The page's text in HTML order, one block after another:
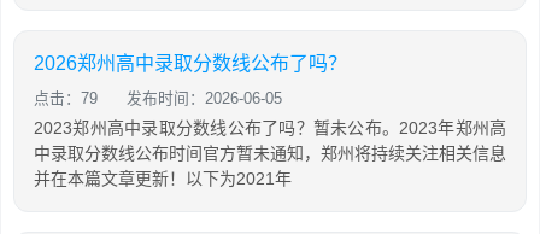
2026郑州高中录取分数线公布了吗？
点击：79 发布时间：2026-06-05
2023郑州高中录取分数线公布了吗？暂未公布。2023年郑州高
中录取分数线公布时间官方暂未通知，郑州将持续关注相关信息
并在本篇文章更新！以下为2021年